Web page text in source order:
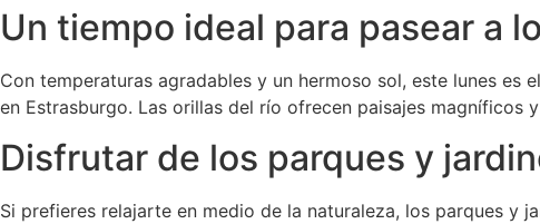
Un tiempo ideal para pasear a
Con temperaturas agradables y un hermoso sol, este lunes es
en Estrasburgo. Las orillas del río ofrecen paisajes magníficos
Disfrutar de los parques y
Si prefieres relajarte en medio de la naturaleza, los parques y